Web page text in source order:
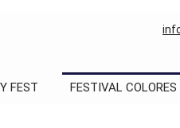
FEST FESTIVAL COLORES